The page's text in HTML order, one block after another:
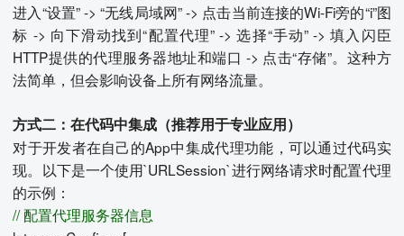
进入“设置” -> “无线局域网” -> 点击当前连接的Wi-Fi旁的“i”图
标 -> 向下滑动找到“配置代理” -> 选择“手动” -> 填入闪臣
HTTP提供的代理服务器地址和端口 -> 点击“存储”。这种方
法简单，但会影响设备上所有网络流量。
方式二：在代码中集成（推荐用于专业应用）
对于开发者在自己的App中集成代理功能，可以通过代码实
现。以下是一个使用`URLSession`进行网络请求时配置代理
的示例：
// 配置代理服务器信息